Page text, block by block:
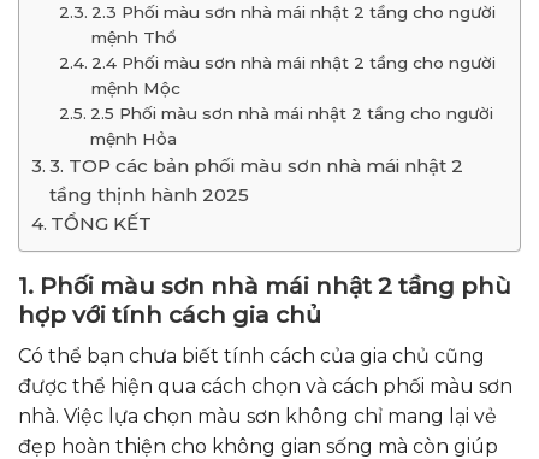
2.3 Phối màu sơn nhà mái nhật 2 tầng cho người
mệnh Thổ
2.4 Phối màu sơn nhà mái nhật 2 tầng cho người
mệnh Mộc
2.5 Phối màu sơn nhà mái nhật 2 tầng cho người
mệnh Hỏa
3. TOP các bản phối màu sơn nhà mái nhật 2
tầng thịnh hành 2025
TỔNG KẾT
1. Phối màu sơn nhà mái nhật 2 tầng phù
hợp với tính cách gia chủ
Có thể bạn chưa biết tính cách của gia chủ cũng
được thể hiện qua cách chọn và cách phối màu sơn
nhà. Việc lựa chọn màu sơn không chỉ mang lại vẻ
đẹp hoàn thiện cho không gian sống mà còn giúp